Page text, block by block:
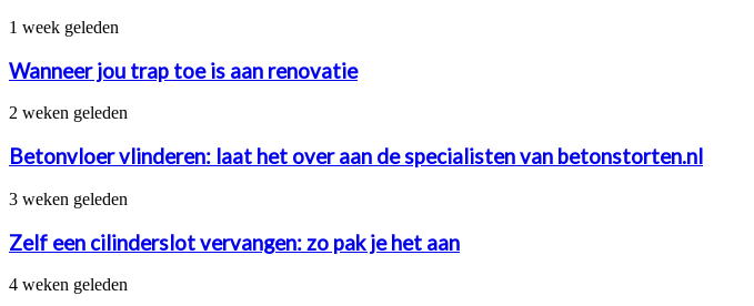
Wanneer
trap
toe
is
renovatie
1 week geleden
Wanneer jou trap toe is aan renovatie
Betonvloer
laat
het
over
aan
de
specialisten
betonstorten.nl
2 weken geleden
Betonvloer vlinderen: laat het over aan de specialisten van betonstorten.nl
Zelf
cilinderslot
vervangen:
zo
3 weken geleden
Zelf een cilinderslot vervangen: zo pak je het aan
PVC
4 weken geleden